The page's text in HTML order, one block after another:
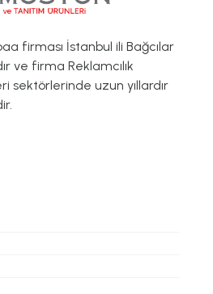
firması İstanbul ili Bağcılar
ve firma Reklamcılık
sektörlerinde uzun yıllardır